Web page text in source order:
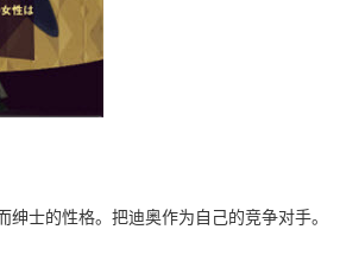
士的性格。把迪奥作为自己的竞争对手。